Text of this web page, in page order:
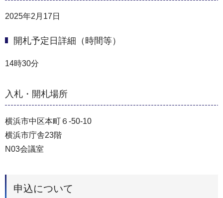
2025年2月17日
開札予定日詳細（時間等）
14時30分
入札・開札場所
横浜市中区本町６-50-10
横浜市庁舎23階
N03会議室
申込について